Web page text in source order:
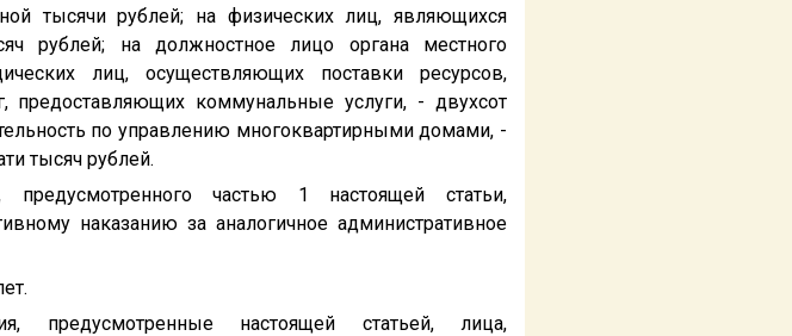
тысячи рублей; на физических лиц, являющихся
рублей; на должностное лицо органа местного
лиц, осуществляющих поставки ресурсов,
предоставляющих коммунальные услуги, - двухсот
по управлению многоквартирными домами, -
тысяч рублей.
предусмотренного частью 1 настоящей статьи,
наказанию за аналогичное административное
предусмотренные настоящей статьей, лица,